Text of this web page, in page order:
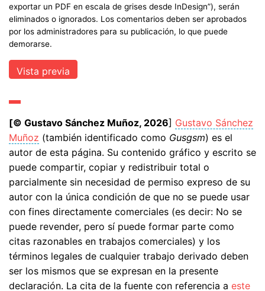
exportar un PDF en escala de grises desde InDesign”), serán
eliminados o ignorados. Los comentarios deben ser aprobados
por los administradores para su publicación, lo que puede
demorarse.
[© Gustavo Sánchez Muñoz, 2026] Gustavo Sánchez
Muñoz (también identificado como Gusgsm) es el
autor de esta página. Su contenido gráfico y escrito se
puede compartir, copiar y redistribuir total o
parcialmente sin necesidad de permiso expreso de su
autor con la única condición de que no se puede usar
con fines directamente comerciales (es decir: No se
puede revender, pero sí puede formar parte como
citas razonables en trabajos comerciales) y los
términos legales de cualquier trabajo derivado deben
ser los mismos que se expresan en la presente
declaración. La cita de la fuente con referencia a este